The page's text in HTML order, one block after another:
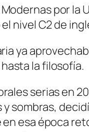
por la
nivel C2 de
ya
la filosofía.
serias en
sombras,
esa época